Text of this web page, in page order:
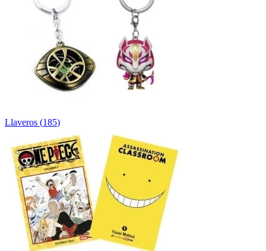
Llaveros (185)